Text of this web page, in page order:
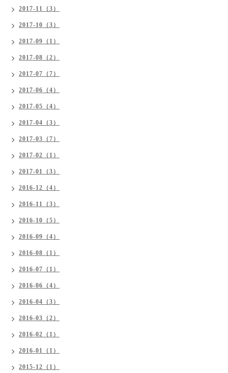
2017-11（3）
2017-10（3）
2017-09（1）
2017-08（2）
2017-07（7）
2017-06（4）
2017-05（4）
2017-04（3）
2017-03（7）
2017-02（1）
2017-01（3）
2016-12（4）
2016-11（3）
2016-10（5）
2016-09（4）
2016-08（1）
2016-07（1）
2016-06（4）
2016-04（3）
2016-03（2）
2016-02（1）
2016-01（1）
2015-12（1）